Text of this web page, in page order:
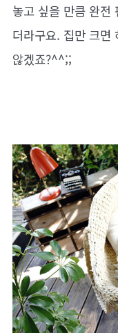
놓고 싶을 만큼 완전
더라구요. 집만 크면
않겠죠?^^;;